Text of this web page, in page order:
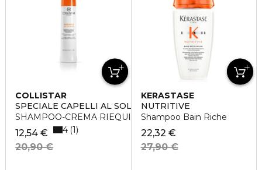
COLLISTAR
SPECIALE CAPELLI AL SOLE
SHAMPOO-CREMA RIEQUILIBRANTE DOPOSOLE
12,54 €
20,90 €
4 1
KERASTASE
NUTRITIVE
Shampoo Bain Riche
22,32 €
27,90 €